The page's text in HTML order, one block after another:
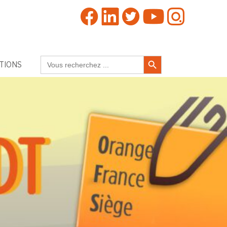
for:
Search Button